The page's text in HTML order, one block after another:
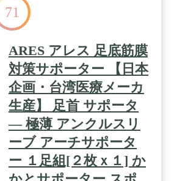
71
ARES アレス 足底筋膜
対策サポーター 【日本
企画・台湾医療メーカ
生産】 足首 サポータ
― 極薄 アンクルスリ
ーブ アーチサポータ
ー １足組[２枚ｘ１] か